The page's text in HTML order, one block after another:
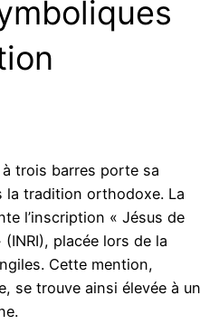
trois barres porte sa
tradition orthodoxe. La
l’inscription « Jésus de
placée lors de la
Cette mention,
se trouve ainsi élevée à un